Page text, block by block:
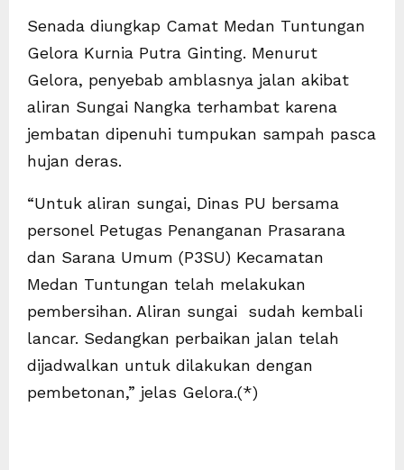
Senada diungkap Camat Medan Tuntungan
Gelora Kurnia Putra Ginting. Menurut
Gelora, penyebab amblasnya jalan akibat
aliran Sungai Nangka terhambat karena
jembatan dipenuhi tumpukan sampah pasca
hujan deras.
“Untuk aliran sungai, Dinas PU bersama
personel Petugas Penanganan Prasarana
dan Sarana Umum (P3SU) Kecamatan
Medan Tuntungan telah melakukan
pembersihan. Aliran sungai sudah kembali
lancar. Sedangkan perbaikan jalan telah
dijadwalkan untuk dilakukan dengan
pembetonan,” jelas Gelora.(*)